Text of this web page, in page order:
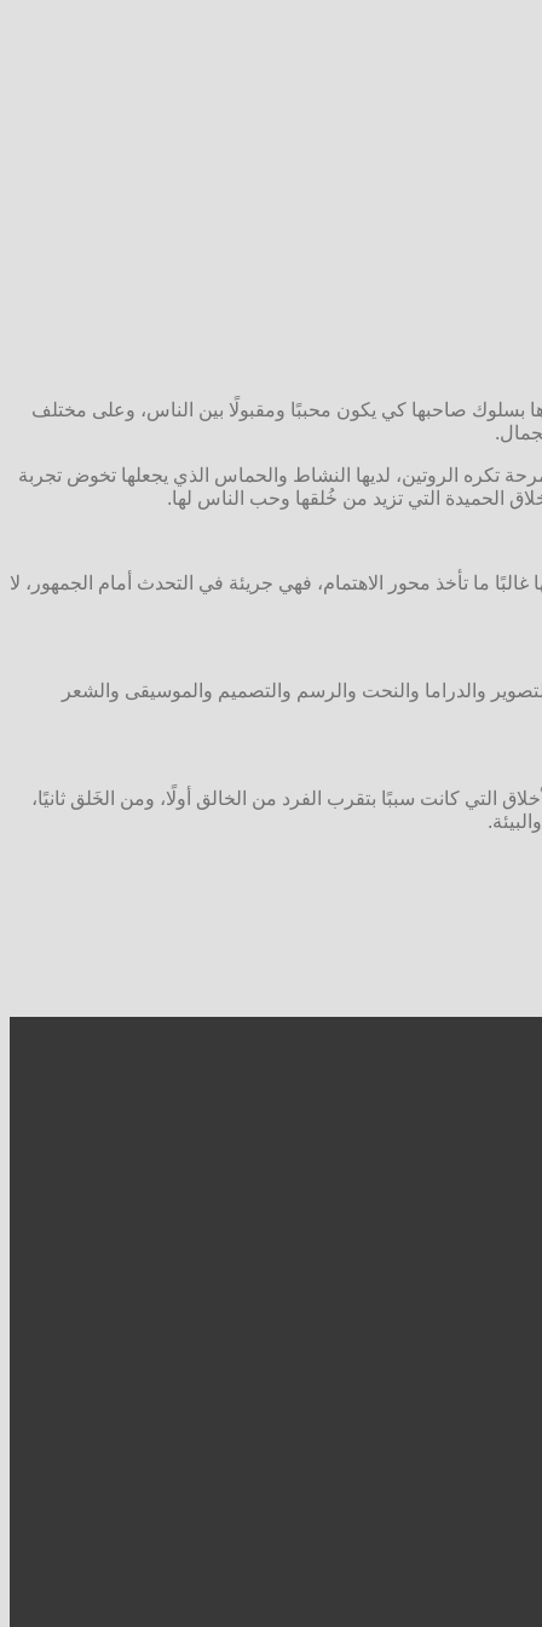
صاحبها كي يكون محببًا ومقبولًا بين الناس، وعلى مختلف
تكره الروتين، لديها النشاط والحماس الذي يجعلها تخوض تجربة
الحميدة التي تزيد من خُلقها وحب الناس لها.
ما تأخذ محور الاهتمام، فهي جريئة في التحدث أمام الجمهور، لا
والدراما والنحت والرسم والتصميم والموسيقى والشعر
التي كانت سببًا بتقرب الفرد من الخالق أولًا، ومن الخَلق ثانيًا،